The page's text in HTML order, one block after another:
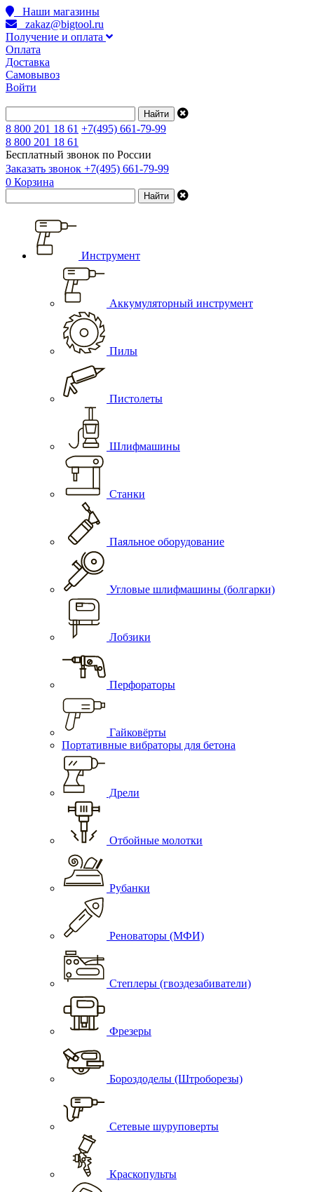
Наши магазины
zakaz@bigtool.ru
Получение и оплата
Оплата
Доставка
Самовывоз
Войти
8 800 201 18 61 +7(495) 661-79-99
8 800 201 18 61
Бесплатный звонок по России
Заказать звонок +7(495) 661-79-99
0 Корзина
Инструмент
Аккумуляторный инструмент
Пилы
Пистолеты
Шлифмашины
Станки
Паяльное оборудование
Угловые шлифмашины (болгарки)
Лобзики
Перфораторы
Гайковёрты
Портативные вибраторы для бетона
Дрели
Отбойные молотки
Рубанки
Реноваторы (МФИ)
Степлеры (гвоздезабиватели)
Фрезеры
Бороздоделы (Штроборезы)
Сетевые шуруповерты
Краскопульты